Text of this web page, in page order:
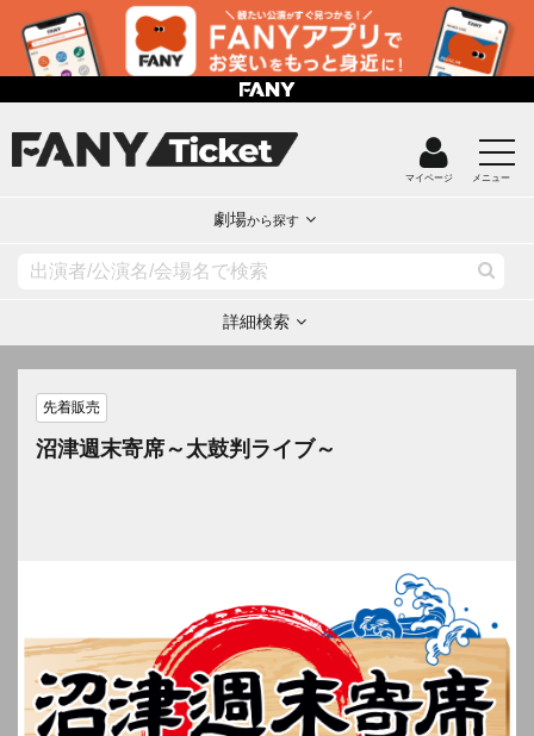
マイページ メニュー
劇場から探す
詳細検索
先着販売
沼津週末寄席～太鼓判ライブ～